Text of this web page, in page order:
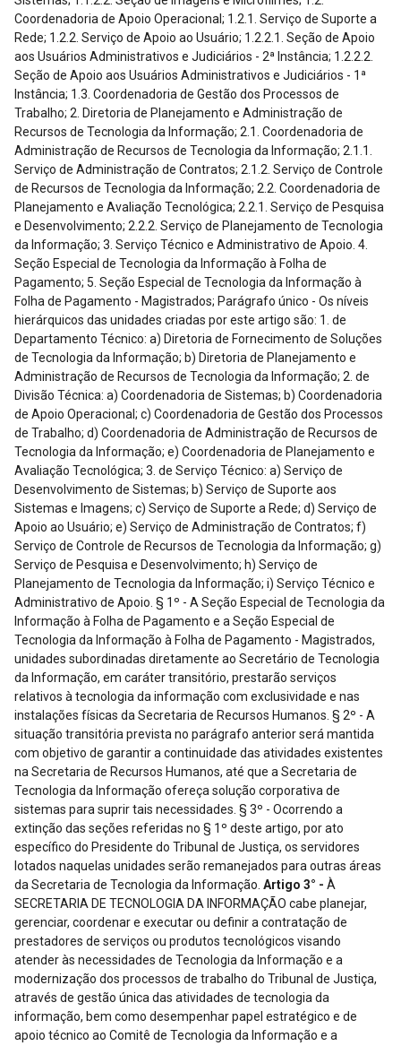
Coordenadoria de Apoio Operacional; 1.2.1. Serviço de Suporte a
Rede; 1.2.2. Serviço de Apoio ao Usuário; 1.2.2.1. Seção de Apoio
aos Usuários Administrativos e Judiciários - 2ª Instância; 1.2.2.2.
Seção de Apoio aos Usuários Administrativos e Judiciários - 1ª
Instância; 1.3. Coordenadoria de Gestão dos Processos de
Trabalho; 2. Diretoria de Planejamento e Administração de
Recursos de Tecnologia da Informação; 2.1. Coordenadoria de
Administração de Recursos de Tecnologia da Informação; 2.1.1.
Serviço de Administração de Contratos; 2.1.2. Serviço de Controle
de Recursos de Tecnologia da Informação; 2.2. Coordenadoria de
Planejamento e Avaliação Tecnológica; 2.2.1. Serviço de Pesquisa
e Desenvolvimento; 2.2.2. Serviço de Planejamento de Tecnologia
da Informação; 3. Serviço Técnico e Administrativo de Apoio. 4.
Seção Especial de Tecnologia da Informação à Folha de
Pagamento; 5. Seção Especial de Tecnologia da Informação à
Folha de Pagamento - Magistrados; Parágrafo único - Os níveis
hierárquicos das unidades criadas por este artigo são: 1. de
Departamento Técnico: a) Diretoria de Fornecimento de Soluções
de Tecnologia da Informação; b) Diretoria de Planejamento e
Administração de Recursos de Tecnologia da Informação; 2. de
Divisão Técnica: a) Coordenadoria de Sistemas; b) Coordenadoria
de Apoio Operacional; c) Coordenadoria de Gestão dos Processos
de Trabalho; d) Coordenadoria de Administração de Recursos de
Tecnologia da Informação; e) Coordenadoria de Planejamento e
Avaliação Tecnológica; 3. de Serviço Técnico: a) Serviço de
Desenvolvimento de Sistemas; b) Serviço de Suporte aos
Sistemas e Imagens; c) Serviço de Suporte a Rede; d) Serviço de
Apoio ao Usuário; e) Serviço de Administração de Contratos; f)
Serviço de Controle de Recursos de Tecnologia da Informação; g)
Serviço de Pesquisa e Desenvolvimento; h) Serviço de
Planejamento de Tecnologia da Informação; i) Serviço Técnico e
Administrativo de Apoio. § 1º - A Seção Especial de Tecnologia da
Informação à Folha de Pagamento e a Seção Especial de
Tecnologia da Informação à Folha de Pagamento - Magistrados,
unidades subordinadas diretamente ao Secretário de Tecnologia
da Informação, em caráter transitório, prestarão serviços
relativos à tecnologia da informação com exclusividade e nas
instalações físicas da Secretaria de Recursos Humanos. § 2º - A
situação transitória prevista no parágrafo anterior será mantida
com objetivo de garantir a continuidade das atividades existentes
na Secretaria de Recursos Humanos, até que a Secretaria de
Tecnologia da Informação ofereça solução corporativa de
sistemas para suprir tais necessidades. § 3º - Ocorrendo a
extinção das seções referidas no § 1º deste artigo, por ato
específico do Presidente do Tribunal de Justiça, os servidores
lotados naquelas unidades serão remanejados para outras áreas
da Secretaria de Tecnologia da Informação. Artigo 3° - À
SECRETARIA DE TECNOLOGIA DA INFORMAÇÃO cabe planejar,
gerenciar, coordenar e executar ou definir a contratação de
prestadores de serviços ou produtos tecnológicos visando
atender às necessidades de Tecnologia da Informação e a
modernização dos processos de trabalho do Tribunal de Justiça,
através de gestão única das atividades de tecnologia da
informação, bem como desempenhar papel estratégico e de
apoio técnico ao Comitê de Tecnologia da Informação e a